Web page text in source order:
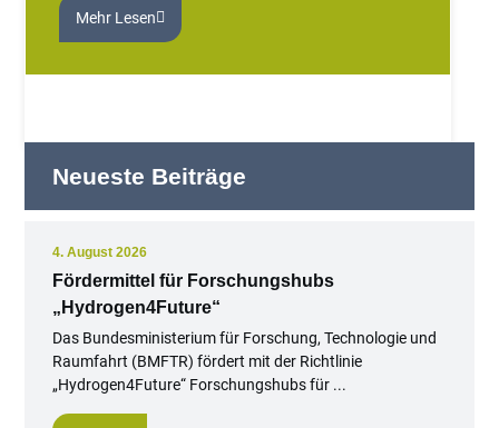
Mehr Lesen
Neueste Beiträge
4. August 2026
Fördermittel für Forschungshubs
„Hydrogen4Future“
Das Bundesministerium für Forschung, Technologie und
Raumfahrt (BMFTR) fördert mit der Richtlinie
„Hydrogen4Future“ Forschungshubs für ...